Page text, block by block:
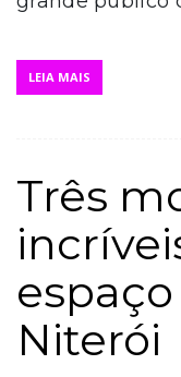
LEIA MAIS
Três
Niterói